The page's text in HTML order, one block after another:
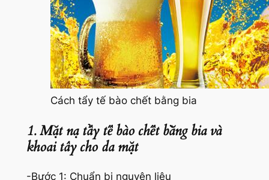
Cách tẩy tế bào chết bằng bia
1. Mặt nạ tẩy tế bào chết bằng bia và
khoai tây cho da mặt
-Bước 1: Chuẩn bị nguyên liệu